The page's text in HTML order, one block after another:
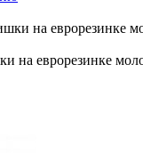
на еврорезинке